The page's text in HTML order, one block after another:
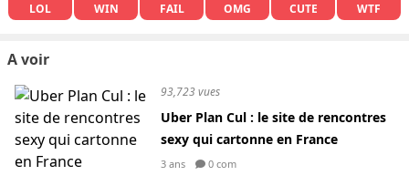
LOL WIN FAIL OMG CUTE WTF
A voir
93,723 vues
Uber Plan Cul : le site de rencontres
sexy qui cartonne en France
3 ans 0 com